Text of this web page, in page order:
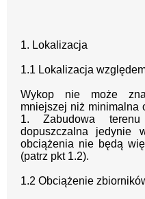
1. Lokalizacja
1.1 Lokalizacja
Wykop nie może
mniejszej niż minimalna
1. Zabudowa
dopuszczalna jedynie
obciążenia nie będą
(patrz pkt 1.2).
1.2 Obciążenie